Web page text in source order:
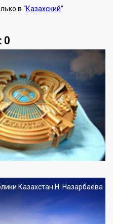
в “Казахский”.
0
Казахстан Н. Назарбаева